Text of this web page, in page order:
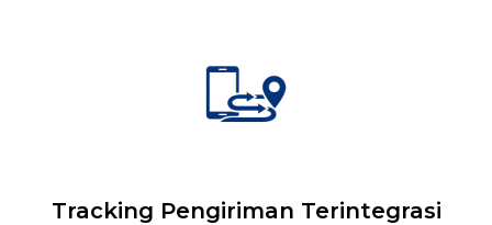
Tracking Pengiriman Terintegrasi